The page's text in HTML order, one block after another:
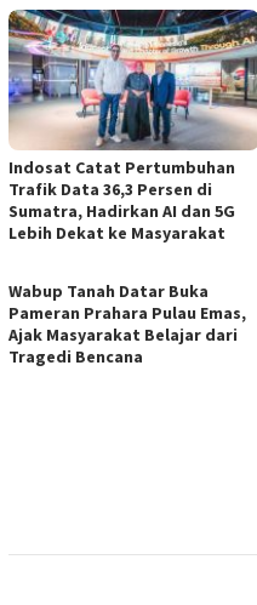
Indosat Catat Pertumbuhan
Trafik Data 36,3 Persen di
Sumatra, Hadirkan AI dan 5G
Lebih Dekat ke Masyarakat
Wabup Tanah Datar Buka
Pameran Prahara Pulau Emas,
Ajak Masyarakat Belajar dari
Tragedi Bencana